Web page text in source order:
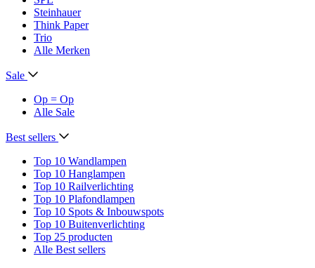
Steinhauer
Think Paper
Trio
Alle Merken
Sale
Op = Op
Alle Sale
Best sellers
Top 10 Wandlampen
Top 10 Hanglampen
Top 10 Railverlichting
Top 10 Plafondlampen
Top 10 Spots & Inbouwspots
Top 10 Buitenverlichting
Top 25 producten
Alle Best sellers